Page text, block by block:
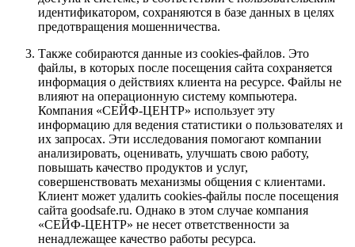
идентификатором, сохраняются в базе данных в целях
предотвращения мошенничества.
Также собираются данные из cookies-файлов. Это
файлы, в которых после посещения сайта сохраняется
информация о действиях клиента на ресурсе. Файлы не
влияют на операционную систему компьютера.
Компания «СЕЙФ-ЦЕНТР» использует эту
информацию для ведения статистики о пользователях и
их запросах. Эти исследования помогают компании
анализировать, оценивать, улучшать свою работу,
повышать качество продуктов и услуг,
совершенствовать механизмы общения с клиентами.
Клиент может удалить cookies-файлы после посещения
сайта goodsafe.ru. Однако в этом случае компания
«СЕЙФ-ЦЕНТР» не несет ответственности за
ненадлежащее качество работы ресурса.